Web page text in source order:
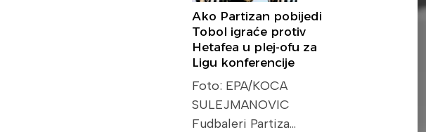
Ako Partizan pobijedi
Tobol igraće protiv
Hetafea u plej-ofu za
Ligu konferencije
Foto: EPA/KOCA
SULEJMANOVIC
Fudbaleri Partiza…